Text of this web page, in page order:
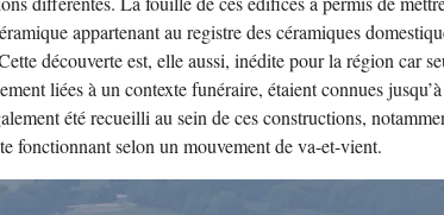
appartenant au registre des céramiques
découverte est, elle aussi, inédite pour la région car
liées à un contexte funéraire, étaient connues jusqu’à
été recueilli au sein de ces constructions,
fonctionnant selon un mouvement de va-et-vient.